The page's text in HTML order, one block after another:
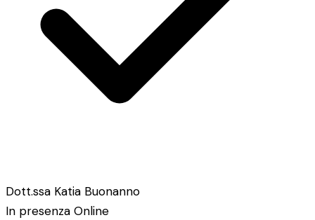
Dott.ssa Katia Buonanno
In presenza Online